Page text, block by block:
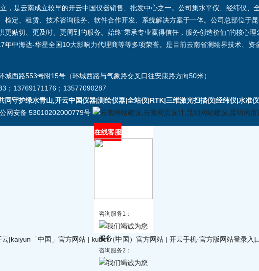
，是云南成立较早的开云中国仪器销售、批发中心之一。公司集水平仪、经纬仪、
检定、租赁、技术咨询服务、软件合作开发、系统解决方案于一体。公司总部位于
更贴切、更及时、更周到的服务。始终“秉承专业赢得信任，服务创造价值”的核心
年中海达-华星全国10大影响力代理商等等多项荣誉。是目前云南省测绘界技术、资
城西路553号附15号（环城西路与气象路交叉口往安康路方向50米）
；13769171176；13577090287
同守护绿水青山,开云中国仪器|测绘仪器|全站仪|RTK|三维激光扫描仪|经纬仪|水准仪
网安备 53010202000779号
在线客服
咨询服务1：
咨询服务2：
云|kaiyun「中国」官方网站 | kubet（中国）官方网站 | 开云手机·官方版网站登录入